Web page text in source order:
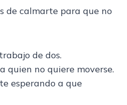
de calmarte para que no
de dos.
quien no quiere moverse.
esperando a que